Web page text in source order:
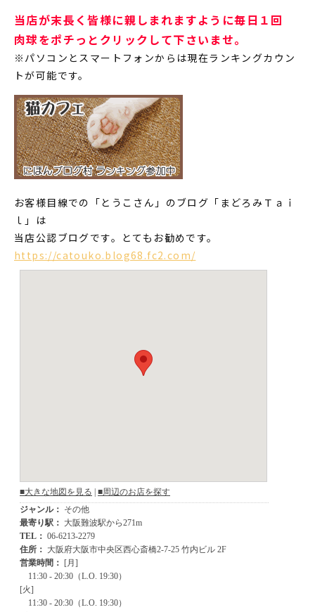
当店が末長く皆様に親しまれますように毎日１回
肉球をポチっとクリックして下さいませ。
※パソコンとスマートフォンからは現在ランキングカウン
トが可能です。
お客様目線での「とうこさん」のブログ「まどろみＴａｉ
ｌ」は
当店公認ブログです。とてもお勧めです。
https://catouko.blog68.fc2.com/